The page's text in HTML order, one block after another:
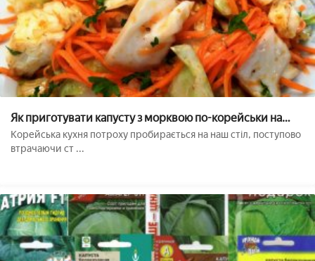
Як приготувати капусту з морквою по-корейськи на
зиму
Корейська кухня потроху пробирається на наш стіл, поступово
втрачаючи ст ...